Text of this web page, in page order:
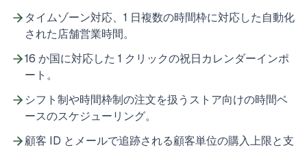
タイムゾーン対応、1 日複数の時間枠に対応した自動化
された店舗営業時間。
16 か国に対応した 1 クリックの祝日カレンダーインポ
ート。
シフト制や時間枠制の注文を扱うストア向けの時間ベ
ースのスケジューリング。
顧客 ID とメールで追跡される顧客単位の購入上限と支